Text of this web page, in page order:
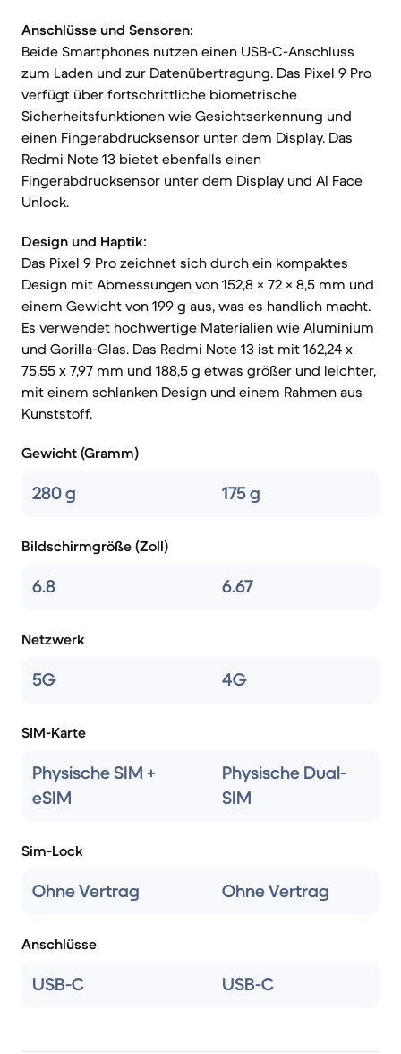
Anschlüsse und Sensoren:
Beide Smartphones nutzen einen USB-C-Anschluss
zum Laden und zur Datenübertragung. Das Pixel 9 Pro
verfügt über fortschrittliche biometrische
Sicherheitsfunktionen wie Gesichtserkennung und
einen Fingerabdrucksensor unter dem Display. Das
Redmi Note 13 bietet ebenfalls einen
Fingerabdrucksensor unter dem Display und AI Face
Unlock.
Design und Haptik:
Das Pixel 9 Pro zeichnet sich durch ein kompaktes
Design mit Abmessungen von 152,8 × 72 × 8,5 mm und
einem Gewicht von 199 g aus, was es handlich macht.
Es verwendet hochwertige Materialien wie Aluminium
und Gorilla-Glas. Das Redmi Note 13 ist mit 162,24 x
75,55 x 7,97 mm und 188,5 g etwas größer und leichter,
mit einem schlanken Design und einem Rahmen aus
Kunststoff.
Gewicht (Gramm)
280 g 175 g
Bildschirmgröße (Zoll)
6.8 6.67
Netzwerk
5G 4G
SIM-Karte
Physische SIM +
eSIM
Physische Dual-
SIM
Sim-Lock
Ohne Vertrag Ohne Vertrag
Anschlüsse
USB-C USB-C